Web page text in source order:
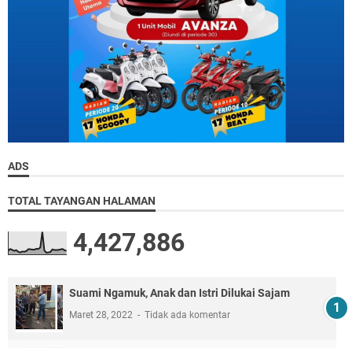
ADS
TOTAL TAYANGAN HALAMAN
4,427,886
Suami Ngamuk, Anak dan Istri Dilukai Sajam
Maret 28, 2022 Tidak ada komentar